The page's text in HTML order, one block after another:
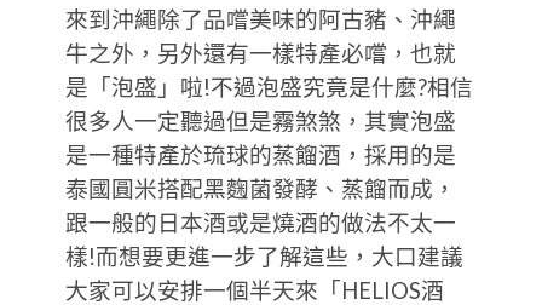
來到沖繩除了品嚐美味的阿古豬、沖繩
牛之外，另外還有一樣特產必嚐，也就
是「泡盛」啦!不過泡盛究竟是什麼?相信
很多人一定聽過但是霧煞煞，其實泡盛
是一種特產於琉球的蒸餾酒，採用的是
泰國圓米搭配黑麴菌發酵、蒸餾而成，
跟一般的日本酒或是燒酒的做法不太一
樣!而想要更進一步了解這些，大口建議
大家可以安排一個半天來「HELIOS酒